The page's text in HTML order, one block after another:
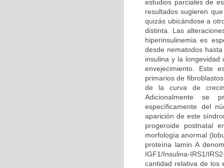
estudios parciales de
resultados sugieren
quizás ubicándose a
distinta. Las
hiperinsulinemia es
desde nematodos
insulina y la
envejecimiento. Este
primarios de
de la curva de
Adicionalmente se
específicamente del
aparición de este
progeroide postnatal
morfología anormal
proteína lamin A
IGF1/Insulina-IRS1/
cantidad relativa de los